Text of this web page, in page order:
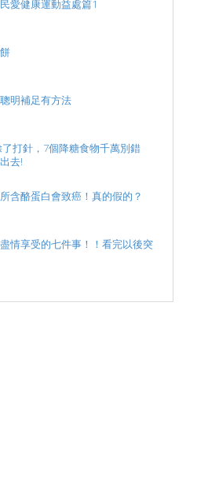
愛健康運動益處篇1
明補足有方法
打針，7個降糖食物千萬別錯
去!
含酪蛋白會致癌！真的假的？
情享受的七件事！！看完以後突